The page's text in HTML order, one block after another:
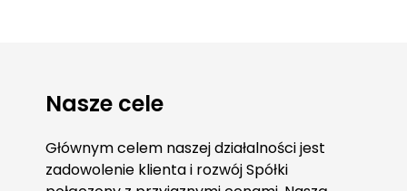
Nasze cele
Głównym celem naszej działalności jest
zadowolenie klienta i rozwój Spółki